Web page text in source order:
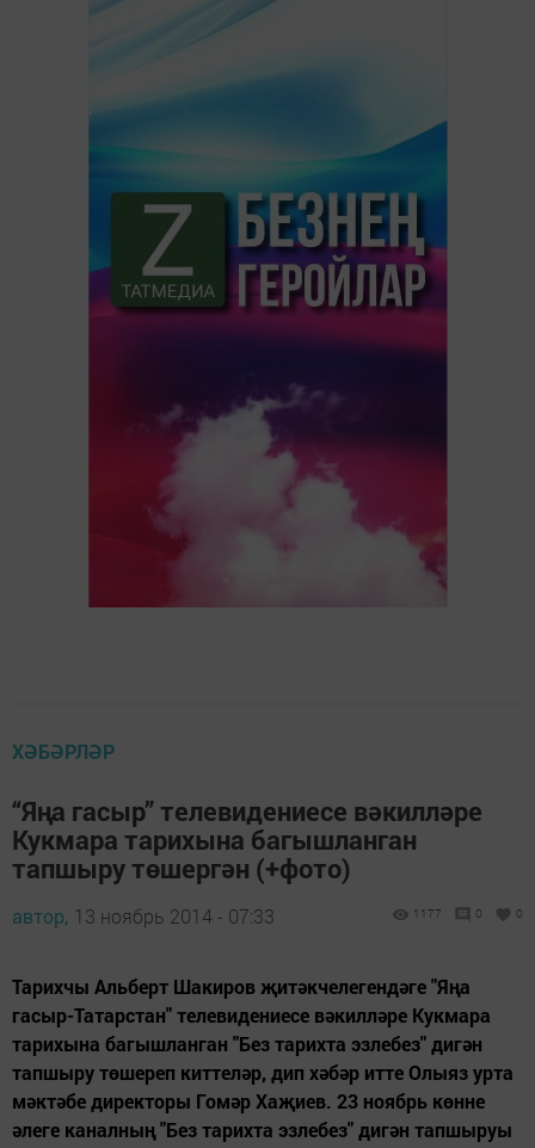
ХӘБӘРЛӘР
“Яңа гасыр” телевидениесе вәкилләре
Кукмара тарихына багышланган
тапшыру төшергән (+фото)
автор, 13 ноябрь 2014 - 07:33 1177 0 0
Тарихчы Альберт Шакиров җитәкчелегендәге "Яңа
гасыр-Татарстан" телевидениесе вәкилләре Кукмара
тарихына багышланган "Без тарихта эзлебез" дигән
тапшыру төшереп киттеләр, дип хәбәр итте Олыяз урта
мәктәбе директоры Гомәр Хаҗиев. 23 ноябрь көнне
әлеге каналның "Без тарихта эзлебез" дигән тапшыруы